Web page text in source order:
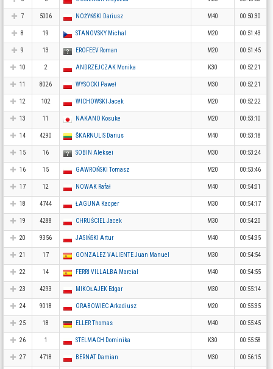
7 5006 NOŻYŃSKI Dariusz M40 00:50:30
8 19 STANOVSKY Michal M20 00:51:43
9 13 EROFEEV Roman M20 00:51:45
10 2 ANDRZEJCZAK Monika K30 00:52:21
11 8026 WYSOCKI Paweł M30 00:52:21
12 102 WICHOWSKI Jacek M20 00:52:22
13 11 NAKANO Kosuke M20 00:53:10
14 4290 ŠKARNULIS Darius M40 00:53:18
15 16 SOBIN Aleksei M30 00:53:24
16 15 GAWROŃSKI Tomasz M20 00:53:46
17 12 NOWAK Rafał M40 00:54:01
18 4744 ŁAGUNA Kacper M30 00:54:17
19 4288 CHRUŚCIEL Jacek M30 00:54:20
20 9356 JASIŃSKI Artur M40 00:54:35
21 17 GONZALEZ VALIENTE Juan Manuel M30 00:54:54
22 14 FERRI VILLALBA Marcial M40 00:54:55
23 4293 MIKOŁAJEK Edgar M30 00:55:14
24 9018 GRABOWIEC Arkadiusz M20 00:55:35
25 18 ELLER Thomas M40 00:55:45
26 1 STELMACH Dominika K30 00:55:58
27 4718 BERNAT Damian M30 00:56:15